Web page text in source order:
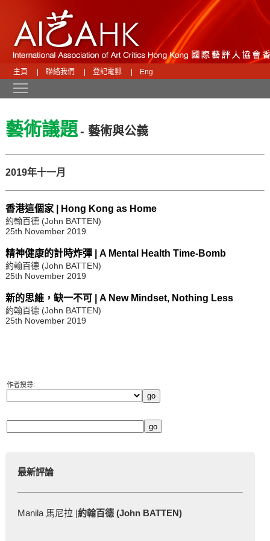
主頁 聯絡我們 登記電郵 Eng
藝術議題- 藝術與公義
2019年十一月
香港這個家 | Hong Kong as Home
約翰百德 (John BATTEN)
25th November 2019
精神健康的計時炸彈 | A Mental Health Time-Bomb
約翰百德 (John BATTEN)
25th November 2019
新的思維，缺一不可 | A New Mindset, Nothing Less
約翰百德 (John BATTEN)
25th November 2019
作者搜尋:
最新評論
Manila 馬尼拉 |約翰百德 (John BATTEN)